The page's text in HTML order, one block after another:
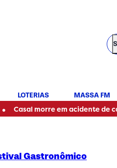
LOTERIAS MASSA FM
morre em acidente de caiaque
Gastronômico